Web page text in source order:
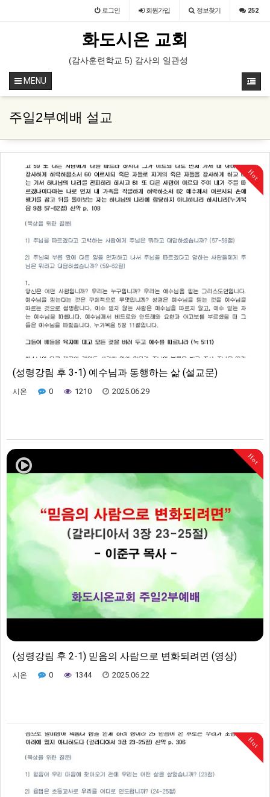
로그인 회원가입 정보찾기 252
화도시온 교회
(감사훈련학교 5) 감사의 일관성을 유지하는 훈련 (영상)
MENU
주일2부예배 설교
Hot
(성령강림 후 3-1) 예수님과 동행하는 삶 (설교문)
시온 0 1210 2025.06.29
Hot
(성령강림 후 2-1) 믿음의 사람으로 변화되려면 (영상)
시온 0 1344 2025.06.22
Hot